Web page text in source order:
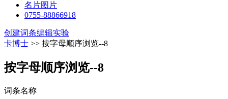
名片图片
0755-88866918
创建词条编辑实验
卡博士 >> 按字母顺序浏览--8
按字母顺序浏览--8
词条名称